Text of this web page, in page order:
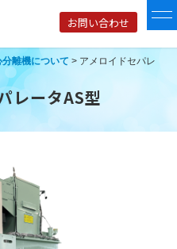
お問い合わせ
離機について > アメロイドセパレ
レータAS型